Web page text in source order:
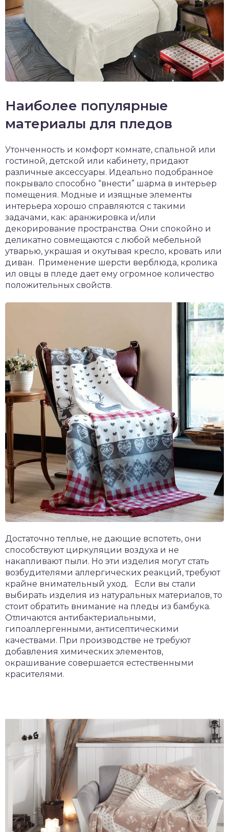
Наиболее популярные
материалы для пледов
Утонченность и комфорт комнате, спальной или
гостиной, детской или кабинету, придают
различные аксессуары. Идеально подобранное
покрывало способно “внести” шарма в интерьер
помещения. Модные и изящные элементы
интерьера хорошо справляются с такими
задачами, как: аранжировка и/или
декорирование пространства. Они спокойно и
деликатно совмещаются с любой мебельной
утварью, украшая и окутывая кресло, кровать или
диван. Применение шерсти верблюда, кролика
ил овцы в пледе дает ему огромное количество
положительных свойств.
Достаточно теплые, не дающие вспотеть, они
способствуют циркуляции воздуха и не
накапливают пыли. Но эти изделия могут стать
возбудителями аллергических реакций, требуют
крайне внимательный уход. Если вы стали
выбирать изделия из натуральных материалов, то
стоит обратить внимание на пледы из бамбука.
Отличаются антибактериальными,
гипоаллергенными, антисептическими
качествами. При производстве не требуют
добавления химических элементов,
окрашивание совершается естественными
красителями.